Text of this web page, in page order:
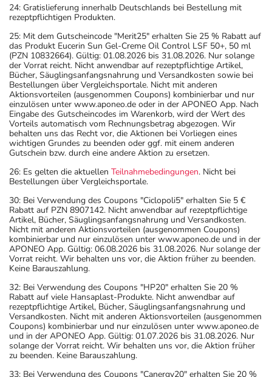
24: Gratislieferung innerhalb Deutschlands bei Bestellung mit
rezeptpflichtigen Produkten.
25: Mit dem Gutscheincode "Merit25" erhalten Sie 25 % Rabatt auf
das Produkt Eucerin Sun Gel-Creme Oil Control LSF 50+, 50 ml
(PZN 10832664). Gültig: 01.08.2026 bis 31.08.2026. Nur solange
der Vorrat reicht. Nicht anwendbar auf rezeptpflichtige Artikel,
Bücher, Säuglingsanfangsnahrung und Versandkosten sowie bei
Bestellungen über Vergleichsportale. Nicht mit anderen
Aktionsvorteilen (ausgenommen Coupons) kombinierbar und nur
einzulösen unter www.aponeo.de oder in der APONEO App. Nach
Eingabe des Gutscheincodes im Warenkorb, wird der Wert des
Vorteils automatisch vom Rechnungsbetrag abgezogen. Wir
behalten uns das Recht vor, die Aktionen bei Vorliegen eines
wichtigen Grundes zu beenden oder ggf. mit einem anderen
Gutschein bzw. durch eine andere Aktion zu ersetzen.
26: Es gelten die aktuellen Teilnahmebedingungen. Nicht bei
Bestellungen über Vergleichsportale.
30: Bei Verwendung des Coupons "Ciclopoli5" erhalten Sie 5 €
Rabatt auf PZN 8907142. Nicht anwendbar auf rezeptpflichtige
Artikel, Bücher, Säuglingsanfangsnahrung und Versandkosten.
Nicht mit anderen Aktionsvorteilen (ausgenommen Coupons)
kombinierbar und nur einzulösen unter www.aponeo.de und in der
APONEO App. Gültig: 06.08.2026 bis 31.08.2026. Nur solange der
Vorrat reicht. Wir behalten uns vor, die Aktion früher zu beenden.
Keine Barauszahlung.
32: Bei Verwendung des Coupons "HP20" erhalten Sie 20 %
Rabatt auf viele Hansaplast-Produkte. Nicht anwendbar auf
rezeptpflichtige Artikel, Bücher, Säuglingsanfangsnahrung und
Versandkosten. Nicht mit anderen Aktionsvorteilen (ausgenommen
Coupons) kombinierbar und nur einzulösen unter www.aponeo.de
und in der APONEO App. Gültig: 01.07.2026 bis 31.08.2026. Nur
solange der Vorrat reicht. Wir behalten uns vor, die Aktion früher
zu beenden. Keine Barauszahlung.
33: Bei Verwendung des Coupons "Canergy20" erhalten Sie 20 %